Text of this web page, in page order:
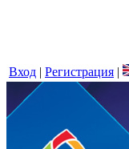
Вход | Регистрация |